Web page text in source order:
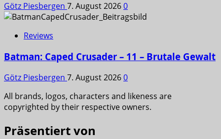
Götz Piesbergen 7. August 20260
Reviews
Batman: Caped Crusader – 11 – Brutale Gewalt
Götz Piesbergen 7. August 20260
All brands, logos, characters and likeness are
copyrighted by their respective owners.
Präsentiert von